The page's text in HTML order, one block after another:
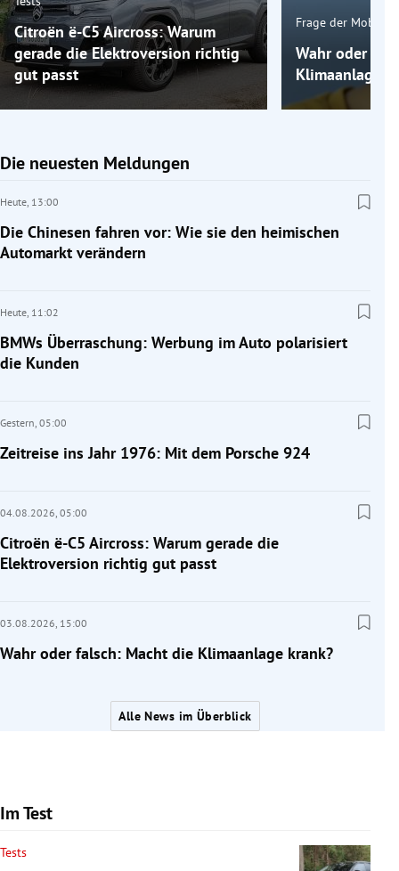
Citroën ë-C5 Aircross: Warum
gerade die Elektroversion richtig
gut passt
Frage der
Wahr oder
Klimaanlage
Die neuesten Meldungen
Heute, 13:00
Die Chinesen fahren vor: Wie sie den heimischen
Automarkt verändern
Heute, 11:02
BMWs Überraschung: Werbung im Auto polarisiert
die Kunden
Gestern, 05:00
Zeitreise ins Jahr 1976: Mit dem Porsche 924
04.08.2026, 05:00
Citroën ë-C5 Aircross: Warum gerade die
Elektroversion richtig gut passt
03.08.2026, 15:00
Wahr oder falsch: Macht die Klimaanlage krank?
Alle News im Überblick
Im Test
Tests